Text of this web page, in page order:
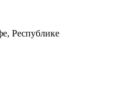
Республике